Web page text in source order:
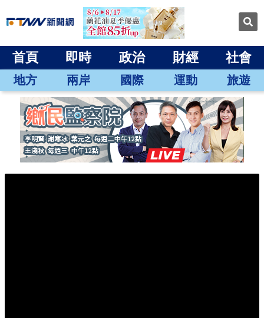
首頁 即時 政治 財經 社會
地方 兩岸 國際 運動 旅遊